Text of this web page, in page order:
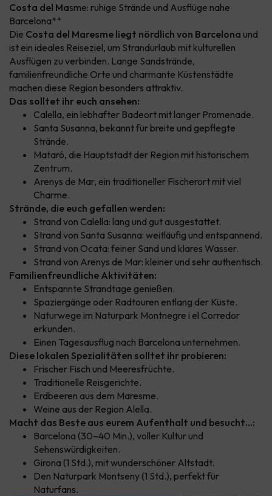
Costa del Masme: ruhige Strände und Ausflüge nahe
Barcelona**
Die Costa del Maresme liegt nördlich von Barcelona und
ist ein ideales Reiseziel, um Strandurlaub mit kulturellen
Ausflügen zu verbinden. Lange Sandstrände,
familienfreundliche Orte und charmante Küstenstädte
machen diese Region besonders attraktiv.
Das solltet ihr euch ansehen:
Calella, ein lebhafter Badeort mit langer Promenade.
Santa Susanna, bekannt für breite und gepflegte
Strände.
Mataró, die Hauptstadt der Region mit historischem
Zentrum.
Arenys de Mar, ein traditioneller Fischerort mit viel
Charme.
Strände, die euch gefallen werden:
Strand von Calella: lang und gut ausgestattet.
Strand von Santa Susanna: weitläufig und entspannend.
Strand von Ocata: feiner Sand und klares Wasser.
Strand von Arenys de Mar: kleiner und sehr authentisch.
Familienfreundliche Aktivitäten:
Entspannte Strandtage genießen.
Spaziergänge oder Radtouren entlang der Küste.
Naturwege im Naturpark Montnegre i el Corredor
erkunden.
Einen Tagesausflug nach Barcelona unternehmen.
Diese lokalen Spezialitäten solltet ihr probieren:
Frischer Fisch und Meeresfrüchte.
Traditionelle Reisgerichte.
Erdbeeren aus dem Maresme.
Weine aus der Region Alella.
Macht das Beste aus eurem Aufenthalt und besucht…:
Barcelona (30–40 Min.), voller Kultur und
Sehenswürdigkeiten.
Girona (1 Std.), mit wunderschöner Altstadt.
Den Naturpark Montseny (1 Std.), perfekt für
Naturfans.